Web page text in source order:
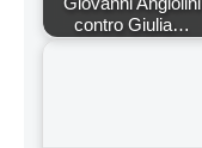
contro Giulia…